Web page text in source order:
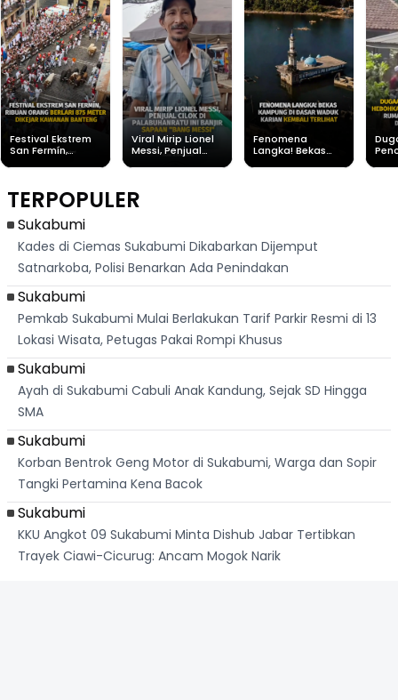
Festival Ekstrem
San Fermín,
Banteng
Viral Mirip Lionel
Messi, Penjual
"Bang Messi"
Fenomena
Langka! Bekas
TERPOPULER
Sukabumi
Kades di Ciemas Sukabumi Dikabarkan Dijemput
Satnarkoba, Polisi Benarkan Ada Penindakan
Sukabumi
Pemkab Sukabumi Mulai Berlakukan Tarif Parkir Resmi di 13
Lokasi Wisata, Petugas Pakai Rompi Khusus
Sukabumi
Ayah di Sukabumi Cabuli Anak Kandung, Sejak SD Hingga
SMA
Sukabumi
Korban Bentrok Geng Motor di Sukabumi, Warga dan Sopir
Tangki Pertamina Kena Bacok
Sukabumi
KKU Angkot 09 Sukabumi Minta Dishub Jabar Tertibkan
Trayek Ciawi-Cicurug: Ancam Mogok Narik